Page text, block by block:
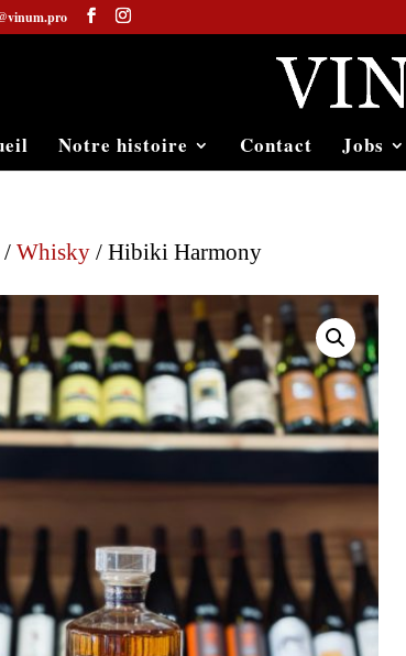
Notre histoire Contact Jobs
/Whisky / Hibiki Harmony